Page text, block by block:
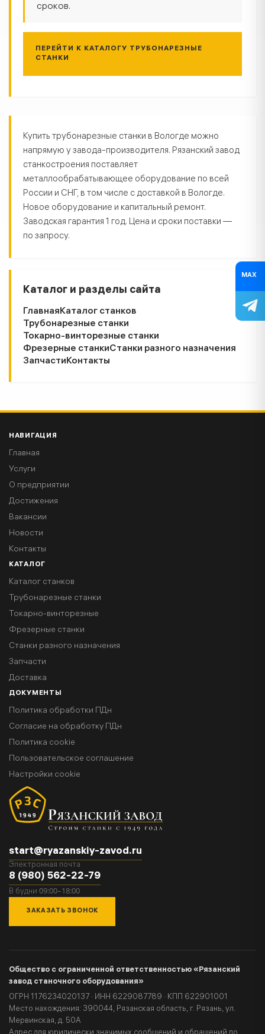
сроков.
ПЕРЕЙТИ К КАТАЛОГУ ТРУБОНАРЕЗНЫЕ
СТАНКИ
Трубонарезные станки в
Купить трубонарезные станки в Вологде можно
напрямую у завода-производителя. Рязанский завод
станкостроения поставляет
металлообрабатывающее оборудование по всей
России и СНГ, в том числе с доставкой в Вологде.
Новое оборудование и капитальный ремонт.
Заводская гарантия 1 год. Цена и сроки поставки —
по запросу.
Каталог и разделы сайта
ГлавнаяКаталог станков
Трубонарезные станки
Токарно-винторезные станки
Фрезерные станкиСтанки разного назначения
ЗапчастиКонтакты
start@ryazanskiy-zavod.ru
Электронная почта
8 (980) 562-22-79
В будни 09:00–18:00
ЗАКАЗАТЬ ЗВОНОК
НАВИГАЦИЯ
Главная
Услуги
О предприятии
Достижения
Вакансии
Новости
Контакты
КАТАЛОГ
Каталог станков
Трубонарезные станки
Токарно-винторезные
Фрезерные станки
Станки разного назначения
Запчасти
Доставка
ДОКУМЕНТЫ
Политика обработки ПДн
Согласие на обработку ПДн
Политика cookie
Пользовательское соглашение
Настройки cookie
Общество с ограниченной ответственностью «Рязанский
завод станочного оборудования»
ОГРН 1176234020137 · ИНН 6229087789 · КПП 622901001
Место нахождения: 390044, Рязанская область, г. Рязань, ул.
Мервинская, д. 50А
MAX